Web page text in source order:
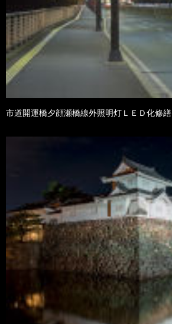
市道開運橋夕顔瀬橋線外照明灯ＬＥＤ化修繕